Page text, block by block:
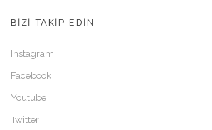
BİZİ TAKİP EDİN
Instagram
Facebook
Youtube
Twitter